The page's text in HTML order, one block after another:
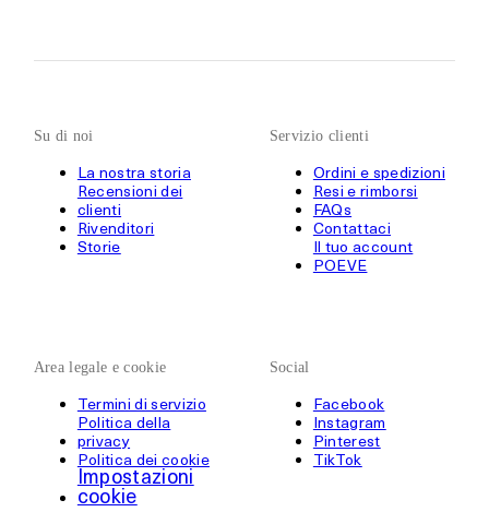
Su di noi
La nostra storia
Recensioni dei
clienti
Rivenditori
Storie
Servizio clienti
Ordini e spedizioni
Resi e rimborsi
FAQs
Contattaci
Il tuo account
POEVE
Area legale e cookie
Termini di servizio
Politica della
privacy
Politica dei cookie
Impostazioni
cookie
Social
Facebook
Instagram
Pinterest
TikTok